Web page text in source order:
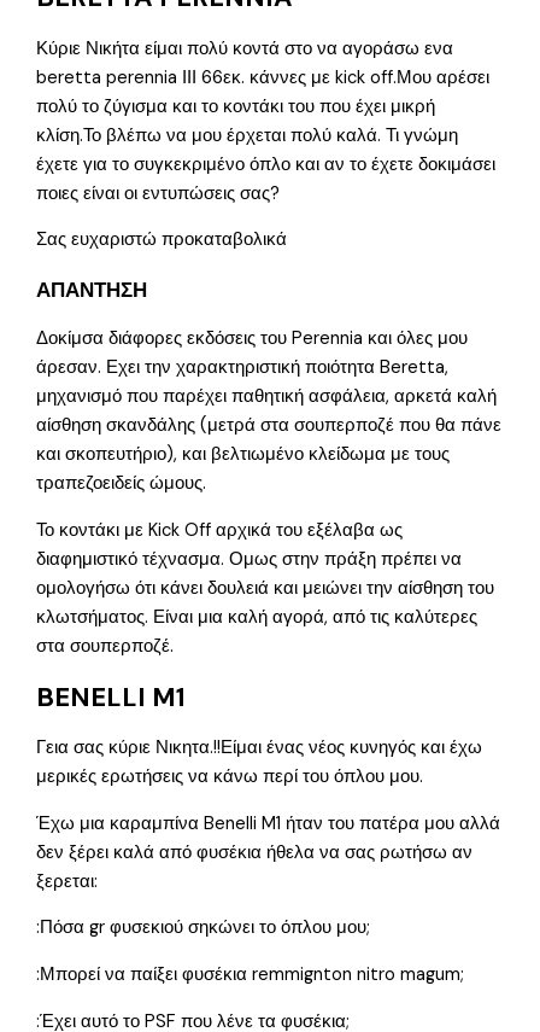
Κύριε Νικήτα είμαι πολύ κοντά στο να αγοράσω ενα
beretta perennia ΙΙΙ 66εκ. κάννες με kick off.Μου αρέσει
πολύ το ζύγισμα και το κοντάκι του που έχει μικρή
κλίση.Το βλέπω να μου έρχεται πολύ καλά. Τι γνώμη
έχετε για το συγκεκριμένο όπλο και αν το έχετε δοκιμάσει
ποιες είναι οι εντυπώσεις σας?
Σας ευχαριστώ προκαταβολικά
ΑΠΑΝΤΗΣΗ
Δοκίμσα διάφορες εκδόσεις του Perennia και όλες μου
άρεσαν. Εχει την χαρακτηριστική ποιότητα Beretta,
μηχανισμό που παρέχει παθητική ασφάλεια, αρκετά καλή
αίσθηση σκανδάλης (μετρά στα σουπερποζέ που θα πάνε
και σκοπευτήριο), και βελτιωμένο κλείδωμα με τους
τραπεζοειδείς ώμους.
Το κοντάκι με Kick Off αρχικά του εξέλαβα ως
διαφημιστικό τέχνασμα. Ομως στην πράξη πρέπει να
ομολογήσω ότι κάνει δουλειά και μειώνει την αίσθηση του
κλωτσήματος. Είναι μια καλή αγορά, από τις καλύτερες
στα σουπερποζέ.
BENELLI M1
Γεια σας κύριε Νικητα.!!Είμαι ένας νέος κυνηγός και έχω
μερικές ερωτήσεις να κάνω περί του όπλου μου.
Έχω μια καραμπίνα Benelli M1 ήταν του πατέρα μου αλλά
δεν ξέρει καλά από φυσέκια ήθελα να σας ρωτήσω αν
ξερεται:
:Πόσα gr φυσεκιού σηκώνει το όπλου μου;
:Μπορεί να παίξει φυσέκια remmignton nitro magum;
:Έχει αυτό το PSF που λένε τα φυσέκια;